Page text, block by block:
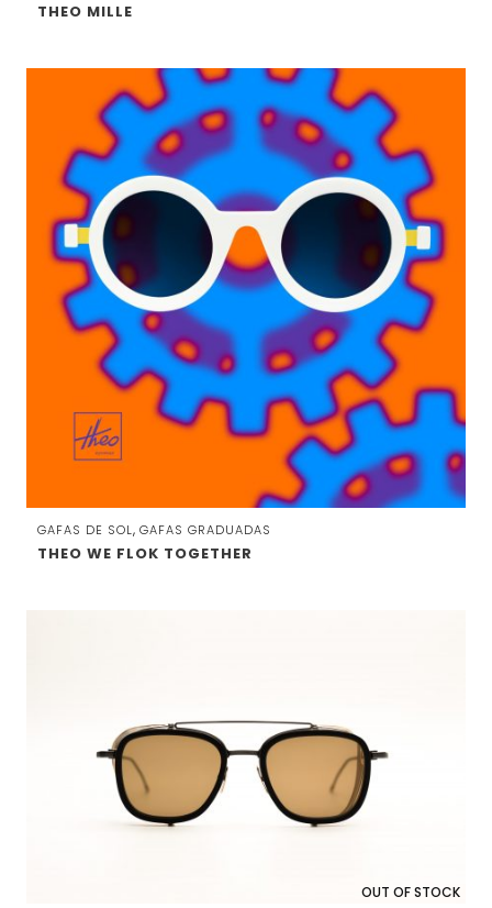
THEO MILLE
GAFAS DE SOL, GAFAS GRADUADAS
THEO WE FLOK TOGETHER
OUT OF STOCK